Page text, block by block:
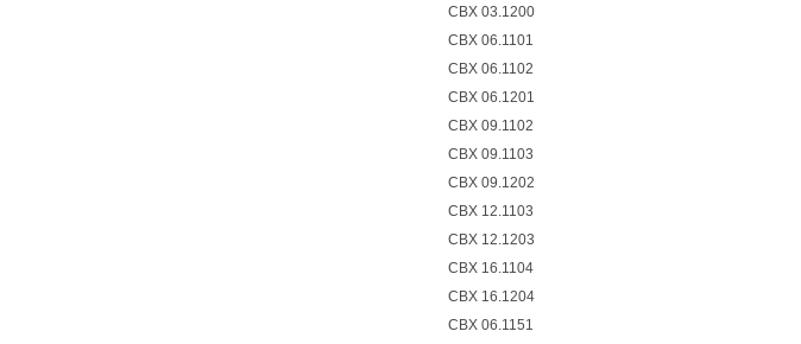
CBX 03.1200
CBX 06.1101
CBX 06.1102
CBX 06.1201
CBX 09.1102
CBX 09.1103
CBX 09.1202
CBX 12.1103
CBX 12.1203
CBX 16.1104
CBX 16.1204
CBX 06.1151